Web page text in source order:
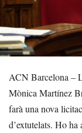
ACN Barcelona –
Mònica Martínez
farà una nova
d’extutelats. Ho